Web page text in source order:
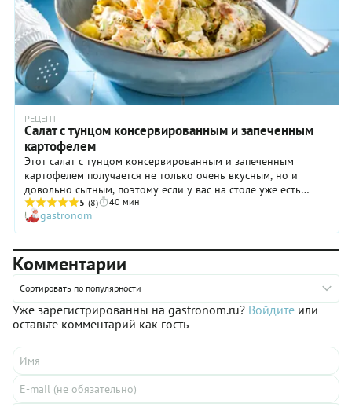
РЕЦЕПТ
Салат с тунцом консервированным и запеченным
картофелем
Этот салат с тунцом консервированным и запеченным
картофелем получается не только очень вкусным, но и
довольно сытным, поэтому если у вас на столе уже есть
какие-то салаты или закуски, то готовьте его в небольшом
объеме, четырех порций вполне хватит на шестерых.
Картофель для салата вы, конечно, можете и отварить, но с
запеченным выходит в разы вкуснее. Огурчики — тоже важно
выбрать «правильные» — хрустящие. Готовьте салат с
консервированным тунцом и картофелем по нашему
пошаговому рецепту — он точно придется вам по вкусу!
5 (8) 40 мин
gastronom
Комментарии
Сортировать по популярности
Уже зарегистрированны на gastronom.ru? Войдите или
оставьте комментарий как гость